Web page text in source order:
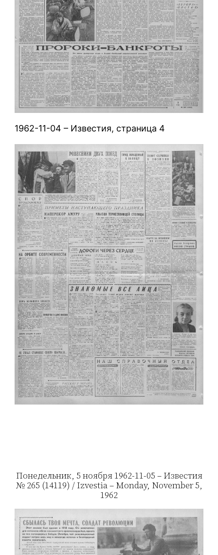
1962-11-04 – Известия, страница 4
Понедельник, 5 ноября 1962-11-05 – Известия
№ 265 (14119) / Izvestia – Monday, November 5,
1962